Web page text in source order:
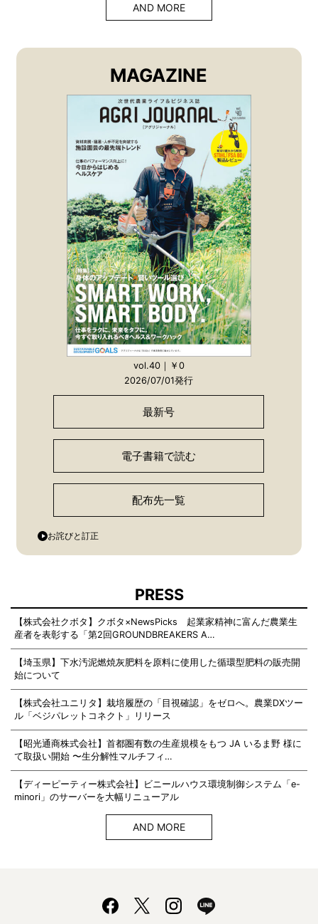
AND MORE
MAGAZINE
vol.40｜￥0
2026/07/01発行
最新号
電子書籍で読む
配布先一覧
お詫びと訂正
PRESS
【株式会社クボタ】クボタ×NewsPicks 起業家精神に富んだ農業生
産者を表彰する「第2回GROUNDBREAKERS A…
【埼玉県】下水汚泥燃焼灰肥料を原料に使用した循環型肥料の販売開
始について
【株式会社ユニリタ】栽培履歴の「目視確認」をゼロへ。農業DXツー
ル「ベジパレットコネクト」リリース
【昭光通商株式会社】首都圏有数の生産規模をもつ JA いるま野 様に
て取扱い開始 〜生分解性マルチフィ…
【ディーピーティー株式会社】ビニールハウス環境制御システム「e-
minori」のサーバーを大幅リニューアル
AND MORE